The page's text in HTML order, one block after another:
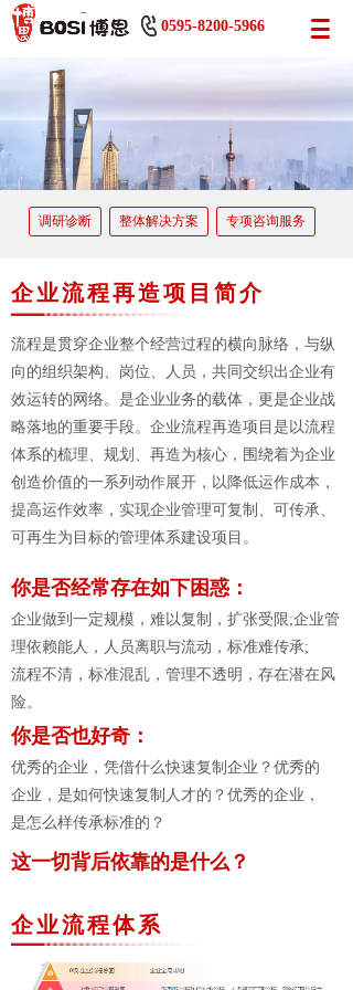
调研诊断 整体解决方案 专项咨询服务
企业流程再造项目简介
流程是贯穿企业整个经营过程的横向脉络，与纵
向的组织架构、岗位、人员，共同交织出企业有
效运转的网络。是企业业务的载体，更是企业战
略落地的重要手段。企业流程再造项目是以流程
体系的梳理、规划、再造为核心，围绕着为企业
创造价值的一系列动作展开，以降低运作成本，
提高运作效率，实现企业管理可复制、可传承、
可再生为目标的管理体系建设项目。
你是否经常存在如下困惑：
企业做到一定规模，难以复制，扩张受限;企业管
理依赖能人，人员离职与流动，标准难传承;
流程不清，标准混乱，管理不透明，存在潜在风
险。
你是否也好奇：
优秀的企业，凭借什么快速复制企业？优秀的
企业，是如何快速复制人才的？优秀的企业，
是怎么样传承标准的？
这一切背后依靠的是什么？
企业流程体系
0595-8200-5966